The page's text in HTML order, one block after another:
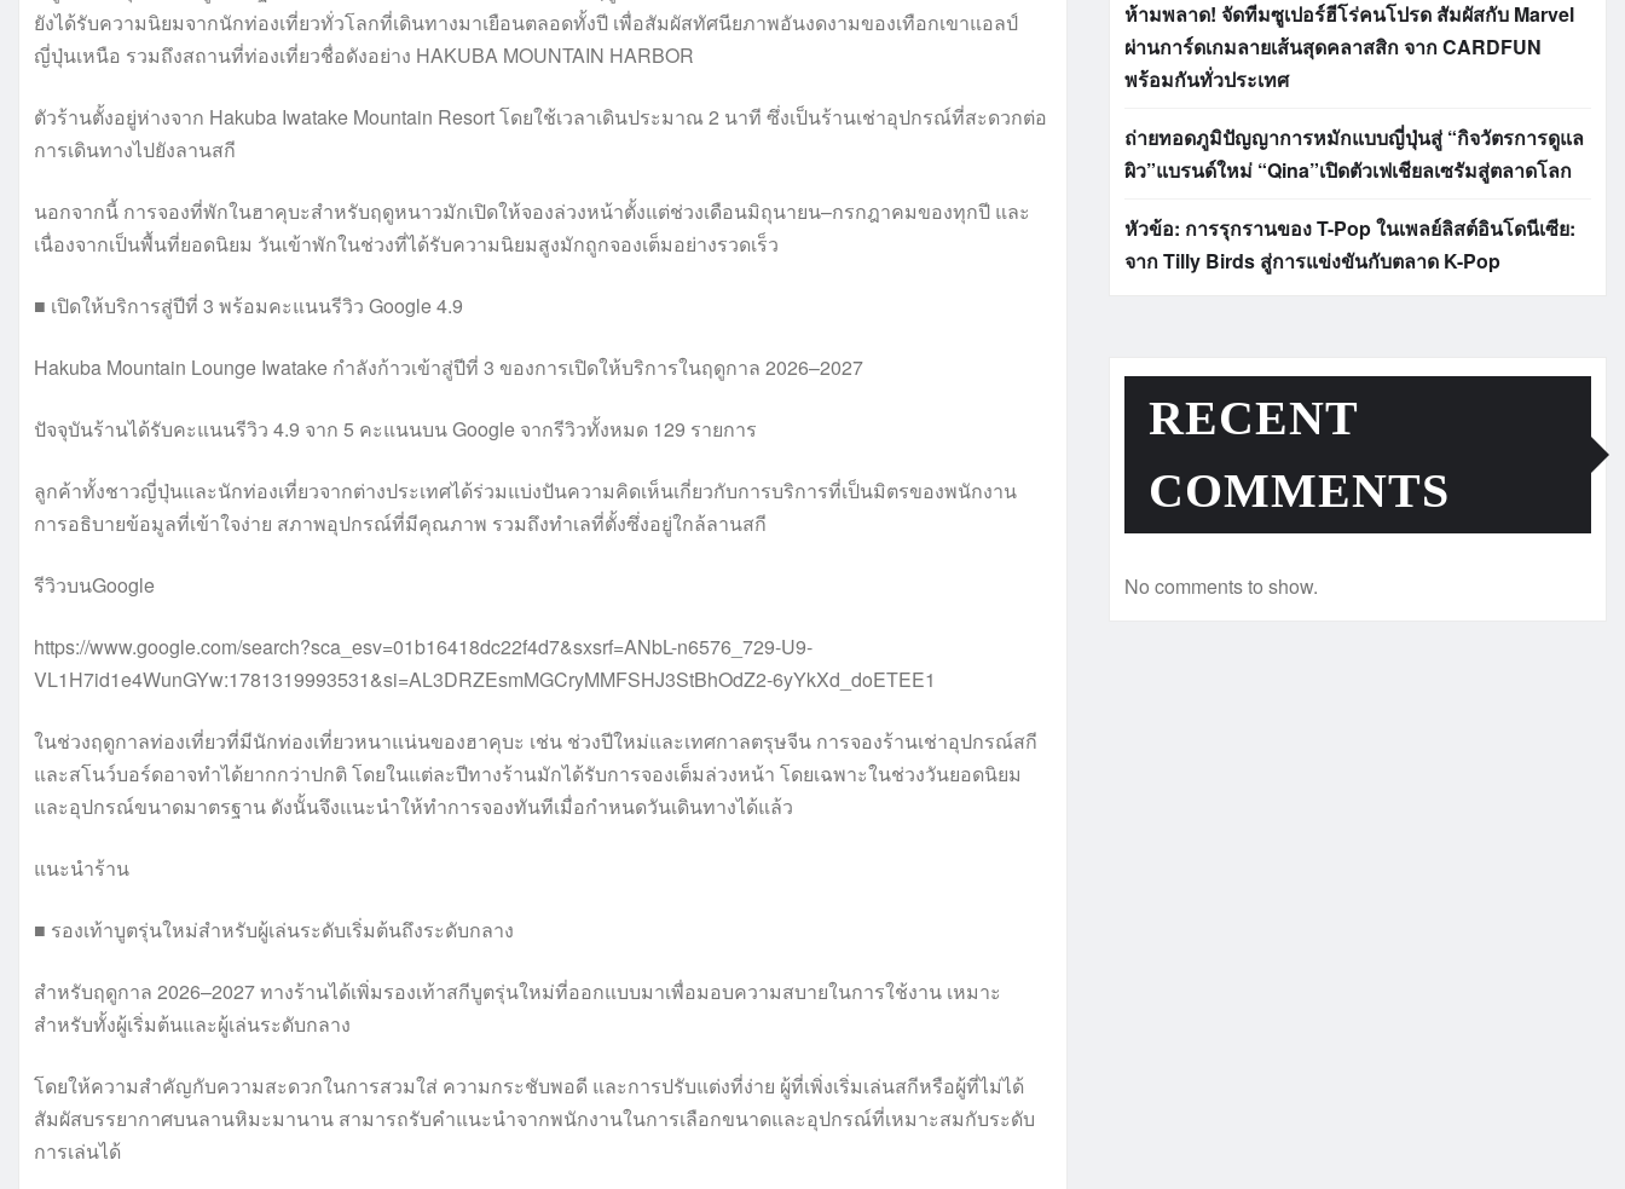
ยังได้รับความนิยมจากนักท่องเที่ยวทั่วโลกที่เดินทางมาเยือนตลอดทั้งปี เพื่อสัมผัสทัศนียภาพอันงดงามของเทือกเขาแอลป์
ญี่ปุ่นเหนือ รวมถึงสถานที่ท่องเที่ยวชื่อดังอย่าง HAKUBA MOUNTAIN HARBOR
ตัวร้านตั้งอยู่ห่างจาก Hakuba Iwatake Mountain Resort โดยใช้เวลาเดินประมาณ 2 นาที ซึ่งเป็นร้านเช่าอุปกรณ์ที่สะดวกต่อ
การเดินทางไปยังลานสกี
นอกจากนี้ การจองที่พักในฮาคุบะสำหรับฤดูหนาวมักเปิดให้จองล่วงหน้าตั้งแต่ช่วงเดือนมิถุนายน–กรกฎาคมของทุกปี และ
เนื่องจากเป็นพื้นที่ยอดนิยม วันเข้าพักในช่วงที่ได้รับความนิยมสูงมักถูกจองเต็มอย่างรวดเร็ว
■ เปิดให้บริการสู่ปีที่ 3 พร้อมคะแนนรีวิว Google 4.9
Hakuba Mountain Lounge Iwatake กำลังก้าวเข้าสู่ปีที่ 3 ของการเปิดให้บริการในฤดูกาล 2026–2027
ปัจจุบันร้านได้รับคะแนนรีวิว 4.9 จาก 5 คะแนนบน Google จากรีวิวทั้งหมด 129 รายการ
ลูกค้าทั้งชาวญี่ปุ่นและนักท่องเที่ยวจากต่างประเทศได้ร่วมแบ่งปันความคิดเห็นเกี่ยวกับการบริการที่เป็นมิตรของพนักงาน
การอธิบายข้อมูลที่เข้าใจง่าย สภาพอุปกรณ์ที่มีคุณภาพ รวมถึงทำเลที่ตั้งซึ่งอยู่ใกล้ลานสกี
รีวิวบนGoogle
https://www.google.com/search?sca_esv=01b16418dc22f4d7&sxsrf=ANbL-n6576_729-U9-
VL1H7id1e4WunGYw:1781319993531&si=AL3DRZEsmMGCryMMFSHJ3StBhOdZ2-6yYkXd_doETEE1
ในช่วงฤดูกาลท่องเที่ยวที่มีนักท่องเที่ยวหนาแน่นของฮาคุบะ เช่น ช่วงปีใหม่และเทศกาลตรุษจีน การจองร้านเช่าอุปกรณ์สกี
และสโนว์บอร์ดอาจทำได้ยากกว่าปกติ โดยในแต่ละปีทางร้านมักได้รับการจองเต็มล่วงหน้า โดยเฉพาะในช่วงวันยอดนิยม
และอุปกรณ์ขนาดมาตรฐาน ดังนั้นจึงแนะนำให้ทำการจองทันทีเมื่อกำหนดวันเดินทางได้แล้ว
แนะนำร้าน
■ รองเท้าบูตรุ่นใหม่สำหรับผู้เล่นระดับเริ่มต้นถึงระดับกลาง
สำหรับฤดูกาล 2026–2027 ทางร้านได้เพิ่มรองเท้าสกีบูตรุ่นใหม่ที่ออกแบบมาเพื่อมอบความสบายในการใช้งาน เหมาะ
สำหรับทั้งผู้เริ่มต้นและผู้เล่นระดับกลาง
โดยให้ความสำคัญกับความสะดวกในการสวมใส่ ความกระชับพอดี และการปรับแต่งที่ง่าย ผู้ที่เพิ่งเริ่มเล่นสกีหรือผู้ที่ไม่ได้
สัมผัสบรรยากาศบนลานหิมะมานาน สามารถรับคำแนะนำจากพนักงานในการเลือกขนาดและอุปกรณ์ที่เหมาะสมกับระดับ
การเล่นได้
ห้ามพลาด! จัดทีมซูเปอร์ฮีโร่คนโปรด สัมผัสกับ Marvel
ผ่านการ์ดเกมลายเส้นสุดคลาสสิก จาก CARDFUN
พร้อมกันทั่วประเทศ
ถ่ายทอดภูมิปัญญาการหมักแบบญี่ปุ่นสู่ “กิจวัตรการดูแล
ผิว”แบรนด์ใหม่ “Qina”เปิดตัวเฟเชียลเซรัมสู่ตลาดโลก
หัวข้อ: การรุกรานของ T-Pop ในเพลย์ลิสต์อินโดนีเซีย:
จาก Tilly Birds สู่การแข่งขันกับตลาด K-Pop
RECENT
COMMENTS
No comments to show.